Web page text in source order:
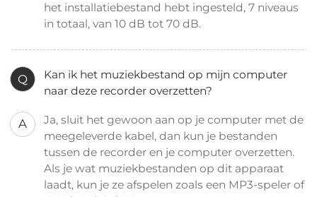
het installatiebestand hebt ingesteld, 7 niveaus
in totaal, van 10 dB tot 70 dB.
Q
Kan ik het muziekbestand op mijn computer
naar deze recorder overzetten?
A
Ja, sluit het gewoon aan op je computer met de
meegeleverde kabel, dan kun je bestanden
tussen de recorder en je computer overzetten.
Als je wat muziekbestanden op dit apparaat
laadt, kun je ze afspelen zoals een MP3-speler of